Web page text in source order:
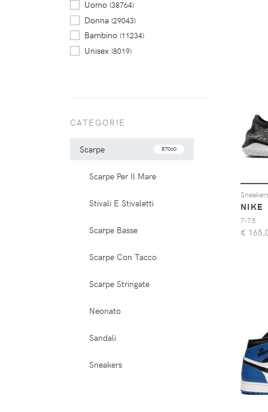
NIKE
7-7.5
€
Uomo (38764)
Donna (29043)
Bambino (11234)
Unisex (8019)
CATEGORIE
Scarpe 87060
Scarpe Per Il Mare
Stivali E Stivaletti
Scarpe Basse
Scarpe Con Tacco
Scarpe Stringate
Neonato
Sandali
Sneakers